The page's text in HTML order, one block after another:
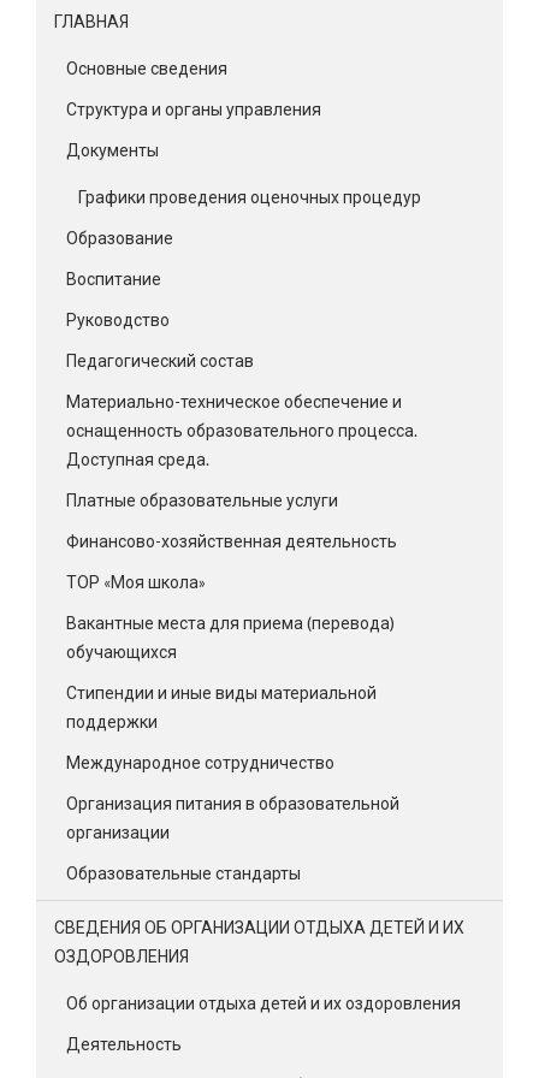
ГЛАВНАЯ
Основные сведения
Структура и органы управления
Документы
Графики проведения оценочных процедур
Образование
Воспитание
Руководство
Педагогический состав
Материально-техническое обеспечение и
оснащенность образовательного процесса.
Доступная среда.
Платные образовательные услуги
Финансово-хозяйственная деятельность
ТОР «Моя школа»
Вакантные места для приема (перевода)
обучающихся
Стипендии и иные виды материальной
поддержки
Международное сотрудничество
Организация питания в образовательной
организации
Образовательные стандарты
СВЕДЕНИЯ ОБ ОРГАНИЗАЦИИ ОТДЫХА ДЕТЕЙ И ИХ
ОЗДОРОВЛЕНИЯ
Об организации отдыха детей и их оздоровления
Деятельность